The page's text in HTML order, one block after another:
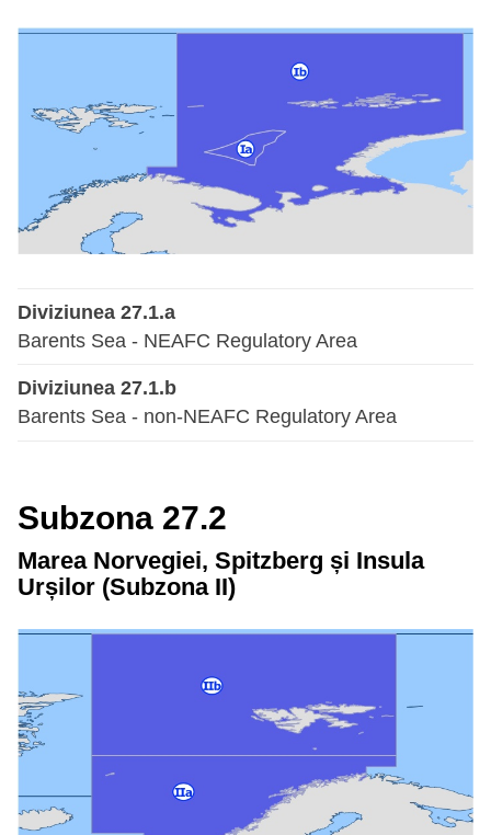
Diviziunea 27.1.a
Barents Sea - NEAFC Regulatory Area
Diviziunea 27.1.b
Barents Sea - non-NEAFC Regulatory Area
Subzona 27.2
Marea Norvegiei, Spitzberg și Insula
Urșilor (Subzona II)